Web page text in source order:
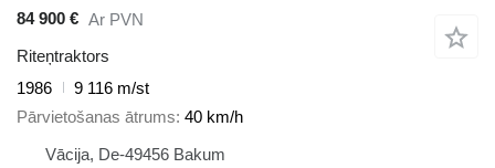
84 900 € Ar PVN
Riteņtraktors
1986
9 116 m/st
Pārvietošanas ātrums 40 km/h
Vācija, De-49456 Bakum